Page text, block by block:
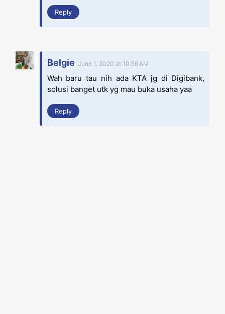
Reply
Belgie June 1, 2020 at 10:56 AM
Wah baru tau nih ada KTA jg di Digibank,
solusi banget utk yg mau buka usaha yaa
Reply